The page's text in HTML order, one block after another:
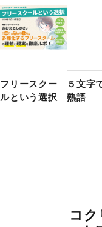
フリースクー
ルという選択
５文字
熟語
コ